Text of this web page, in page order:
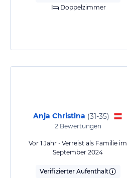
Doppelzimmer
Anja Christina (31-35)
2Bewertungen
Vor 1 Jahr • Verreist als Familie im
September 2024
Verifizierter Aufenthalt